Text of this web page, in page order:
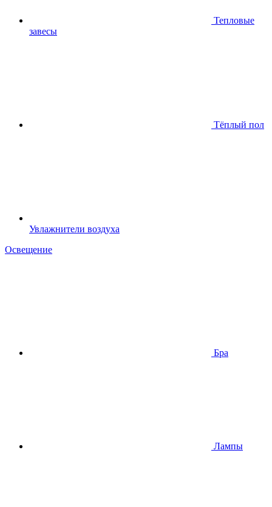
Тепловые
завесы
Тёплый пол
Увлажнители воздуха
Освещение
Бра
Лампы